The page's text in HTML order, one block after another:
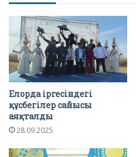
Елорда іргесіндегі
құсбегілер сайысы
аяқталды
28.09.2025